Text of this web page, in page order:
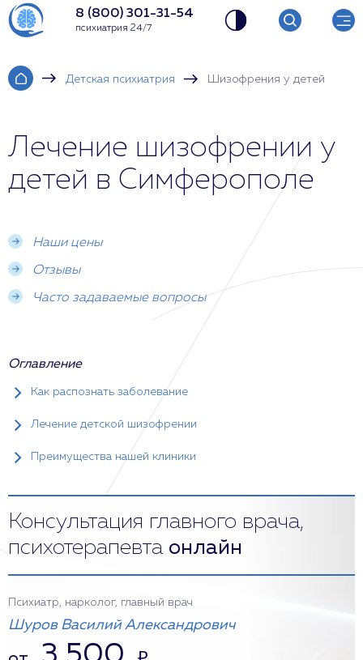
8 (800) 301-31-54
психиатрия 24/7
Детская психиатрия Шизофрения у детей
Лечение шизофрении у
детей в Симферополе
Наши цены
Отзывы
Часто задаваемые вопросы
Оглавление
Как распознать заболевание
Лечение детской шизофрении
Преимущества нашей клиники
Консультация главного врача,
психотерапевта онлайн
Психиатр, нарколог, главный врач
Шуров Василий Александрович